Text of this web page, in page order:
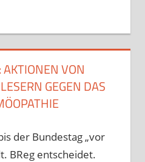
VON
GEGEN DAS
der Bundestag „vor
BReg entscheidet.